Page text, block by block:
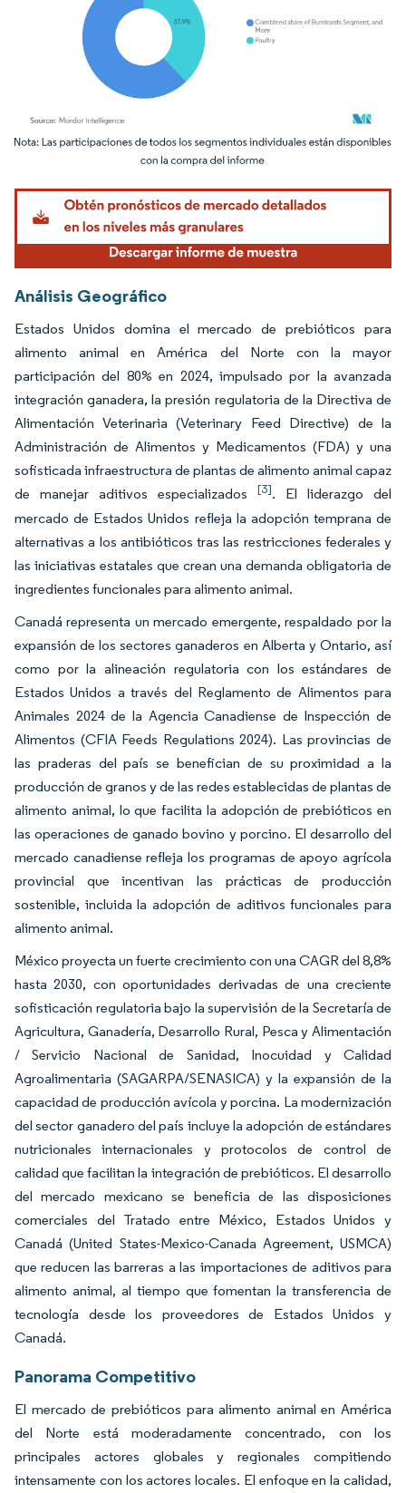
Imagen © Mordor Intelligence. El uso requiere atribución según CC BY 4.0.
Análisis Geográfico
Estados Unidos domina el mercado de prebióticos para
alimento animal en América del Norte con la mayor
participación del 80% en 2024, impulsado por la avanzada
integración ganadera, la presión regulatoria de la Directiva de
Alimentación Veterinaria (Veterinary Feed Directive) de la
Administración de Alimentos y Medicamentos (FDA) y una
sofisticada infraestructura de plantas de alimento animal capaz
de manejar aditivos especializados [3]. El liderazgo del
mercado de Estados Unidos refleja la adopción temprana de
alternativas a los antibióticos tras las restricciones federales y
las iniciativas estatales que crean una demanda obligatoria de
ingredientes funcionales para alimento animal.
Canadá representa un mercado emergente, respaldado por la
expansión de los sectores ganaderos en Alberta y Ontario, así
como por la alineación regulatoria con los estándares de
Estados Unidos a través del Reglamento de Alimentos para
Animales 2024 de la Agencia Canadiense de Inspección de
Alimentos (CFIA Feeds Regulations 2024). Las provincias de
las praderas del país se benefician de su proximidad a la
producción de granos y de las redes establecidas de plantas de
alimento animal, lo que facilita la adopción de prebióticos en
las operaciones de ganado bovino y porcino. El desarrollo del
mercado canadiense refleja los programas de apoyo agrícola
provincial que incentivan las prácticas de producción
sostenible, incluida la adopción de aditivos funcionales para
alimento animal.
México proyecta un fuerte crecimiento con una CAGR del 8,8%
hasta 2030, con oportunidades derivadas de una creciente
sofisticación regulatoria bajo la supervisión de la Secretaría de
Agricultura, Ganadería, Desarrollo Rural, Pesca y Alimentación
/ Servicio Nacional de Sanidad, Inocuidad y Calidad
Agroalimentaria (SAGARPA/SENASICA) y la expansión de la
capacidad de producción avícola y porcina. La modernización
del sector ganadero del país incluye la adopción de estándares
nutricionales internacionales y protocolos de control de
calidad que facilitan la integración de prebióticos. El desarrollo
del mercado mexicano se beneficia de las disposiciones
comerciales del Tratado entre México, Estados Unidos y
Canadá (United States-Mexico-Canada Agreement, USMCA)
que reducen las barreras a las importaciones de aditivos para
alimento animal, al tiempo que fomentan la transferencia de
tecnología desde los proveedores de Estados Unidos y
Canadá.
Panorama Competitivo
El mercado de prebióticos para alimento animal en América
del Norte está moderadamente concentrado, con los
principales actores globales y regionales compitiendo
intensamente con los actores locales. El enfoque en la calidad,